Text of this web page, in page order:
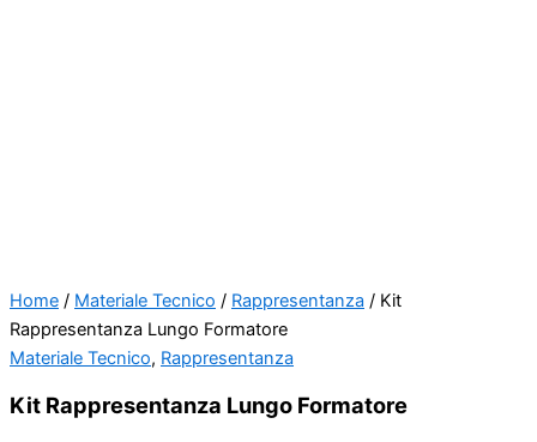
Home / Materiale Tecnico / Rappresentanza / Kit
Rappresentanza Lungo Formatore
Materiale Tecnico, Rappresentanza
Kit Rappresentanza Lungo Formatore